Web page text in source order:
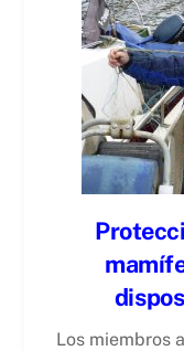
Los miembros